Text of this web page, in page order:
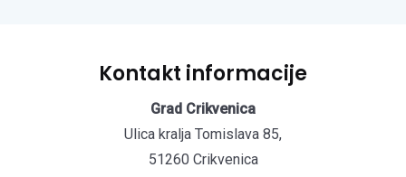
Kontakt informacije
Grad Crikvenica
Ulica kralja Tomislava 85,
51260 Crikvenica